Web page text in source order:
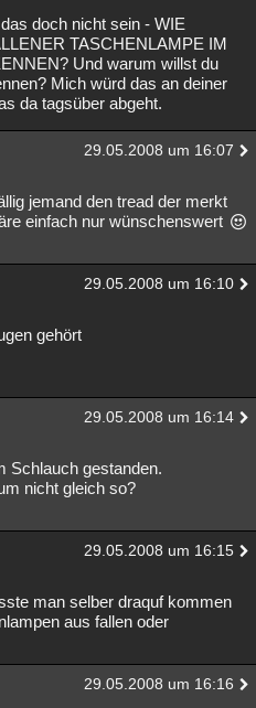
doch nicht sein - WIE
TASCHENLAMPE IM
Und warum willst du
Mich würd das an deiner
da tagsüber abgeht.
29.05.2008 um 16:07
jemand den tread der merkt
einfach nur wünschenswert
29.05.2008 um 16:10
gehört
29.05.2008 um 16:14
Schlauch gestanden.
nicht gleich so?
29.05.2008 um 16:15
man selber draquf kommen
aus fallen oder
29.05.2008 um 16:16